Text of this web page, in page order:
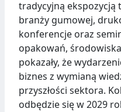
tradycyjną ekspozycją
branży gumowej,
konferencje oraz
opakowań,
pokazały, że
biznes z wymianą
przyszłości sektora.
odbędzie się w 2029